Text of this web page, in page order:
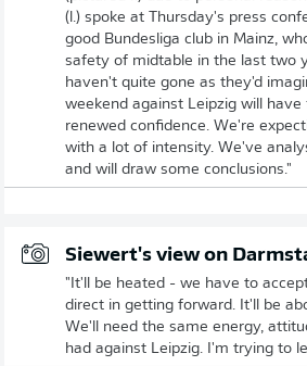
(l.) spoke at Thursday's press
good Bundesliga club in Mainz,
safety of midtable in the last two
haven't quite gone as they'd
weekend against Leipzig will
renewed confidence. We're
with a lot of intensity. We've
and will draw some conclusions."
Siewert's view on
"It'll be heated - we have to
direct in getting forward. It'll be
We'll need the same energy,
had against Leipzig. I'm trying to